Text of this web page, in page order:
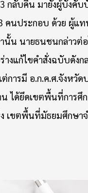
กลับคืน มายังผู้บังคั
คนประกอบ ด้วย ผู้แท
นั้น นายธนชนกล่าว
งแก้ไขคำสั่งฉบับดัง
ต่การมี อ.ก.ค.ศ.จังห
ได้ยึดเขตพื้นที่การ
เขตพื้นที่มัธยมศึกษ